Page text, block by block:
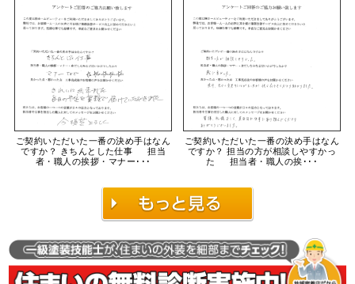
ご契約いただいた一番の決め手はなん
ですか？ きちんとした仕事 担当
者・職人の挨拶・マナー･･･
ご契約いただいた一番の決め手はなん
ですか？ 担当の方が相談しやすかっ
た 担当者・職人の挨･･･